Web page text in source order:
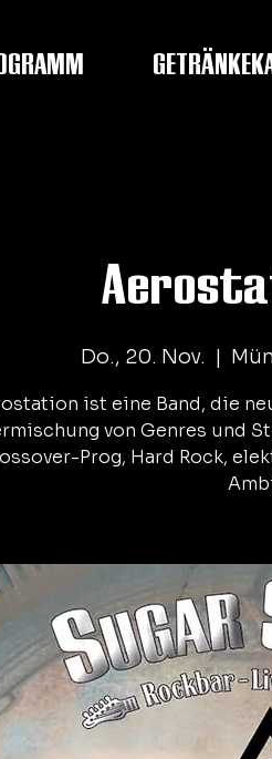
Do., 20. Nov.
  |
ist eine Band, die
von Genres und
Prog, Hard Rock,